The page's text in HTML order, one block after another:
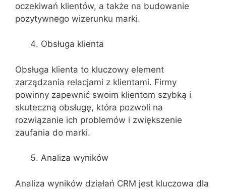
oczekiwań klientów, a także na budowanie
pozytywnego wizerunku marki.
Obsługa klienta
Obsługa klienta to kluczowy element
zarządzania relacjami z klientami. Firmy
powinny zapewnić swoim klientom szybką i
skuteczną obsługę, która pozwoli na
rozwiązanie ich problemów i zwiększenie
zaufania do marki.
Analiza wyników
Analiza wyników działań CRM jest kluczowa dla